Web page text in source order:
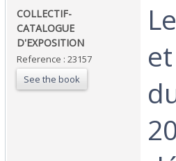
‎COLLECTIF-
CATALOGUE
D'EXPOSITION‎
Reference : 23157
See the book